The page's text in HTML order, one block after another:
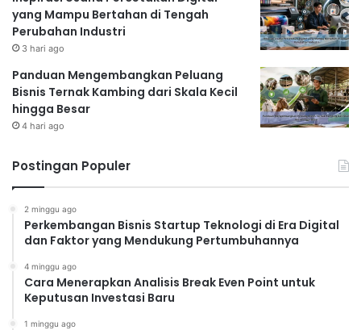
yang Mampu Bertahan di Tengah
Perubahan Industri
3 hari ago
Panduan Mengembangkan Peluang
Bisnis Ternak Kambing dari Skala Kecil
hingga Besar
4 hari ago
Postingan Populer
2 minggu ago
Perkembangan Bisnis Startup Teknologi di Era Digital
dan Faktor yang Mendukung Pertumbuhannya
4 minggu ago
Cara Menerapkan Analisis Break Even Point untuk
Keputusan Investasi Baru
1 minggu ago